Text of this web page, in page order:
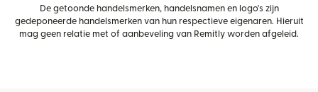
De getoonde handelsmerken, handelsnamen en logo's zijn
gedeponeerde handelsmerken van hun respectieve eigenaren. Hieruit
mag geen relatie met of aanbeveling van Remitly worden afgeleid.